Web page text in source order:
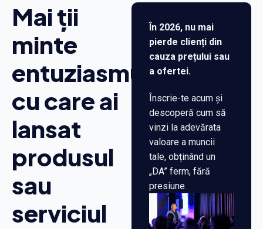
Mai ții
minte
entuziasmul
cu care ai
lansat
produsul
sau
serviciul
În 2026, nu mai
pierde clienți din
cauza prețului sau
a ofertei.
Înscrie-te acum și
descoperă cum să
vinzi la adevărata
valoare a muncii
tale, obținând un
„DA” ferm, fără
presiune.